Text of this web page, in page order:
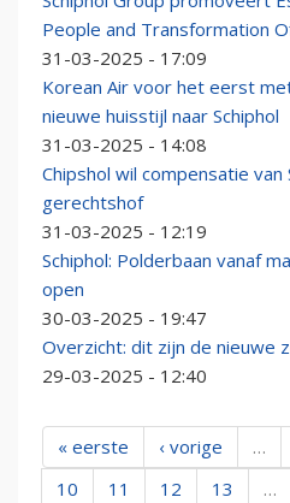
People and Transformation
31-03-2025 - 17:09
Korean Air voor het eerst
nieuwe huisstijl naar Schiphol
31-03-2025 - 14:08
Chipshol wil compensatie
gerechtshof
31-03-2025 - 12:19
Schiphol: Polderbaan vanaf
open
30-03-2025 - 19:47
Overzicht: dit zijn de nieuwe
29-03-2025 - 12:40
« eerste ‹ vorige …
10
11 12 13 …